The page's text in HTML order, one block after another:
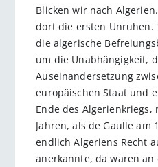
Blicken wir nach
dort die ersten Unruhen.
die algerische
um die Unabhängigkeit,
Auseinandersetzung
europäischen Staat und
Ende des Algerienkriegs,
Jahren, als de Gaulle am
endlich Algeriens Recht
anerkannte, da waren an